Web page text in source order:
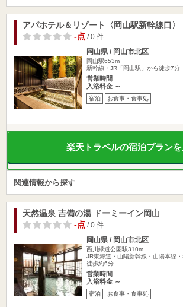
アパホテル＆リゾート〈岡山駅新幹線口〉
-点/ 0 件
岡山県 / 岡山市北区
岡山駅653m
新幹線・JR「岡山駅」から徒歩7分
営業時間
入浴料金 ～
宿泊 お食事・食事処
楽天トラベルの宿泊プラン
関連情報から探す
天然温泉 吉備の湯 ドーミーイン岡山
-点/ 0 件
岡山県 / 岡山市北区
西川緑道公園駅310m
JR東海道・山陽新幹線・山陽本線
徒歩約6分…
営業時間
入浴料金 ～
宿泊 お食事・食事処